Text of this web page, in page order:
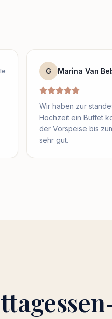
G Marina Van
Wir haben zur
Hochzeit ein Buffet
der Vorspeise bis
sehr gut.